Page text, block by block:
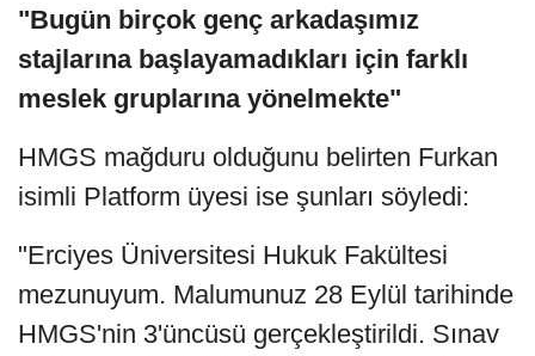
"Bugün birçok genç arkadaşımız
stajlarına başlayamadıkları için farklı
meslek gruplarına yönelmekte"
HMGS mağduru olduğunu belirten Furkan
isimli Platform üyesi ise şunları söyledi:
"Erciyes Üniversitesi Hukuk Fakültesi
mezunuyum. Malumunuz 28 Eylül tarihinde
HMGS'nin 3'üncüsü gerçekleştirildi. Sınav